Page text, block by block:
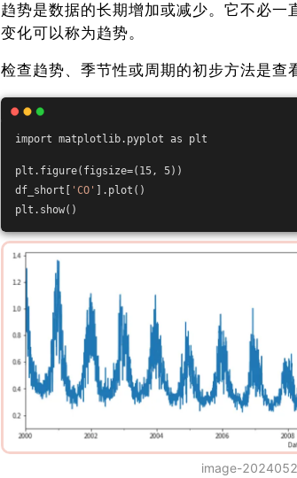
趋势是数据的长期增加或减少。它不必
变化可以称为趋势。
检查趋势、季节性或周期的初步方法是查
import matplotlib.pyplot as plt
plt.figure(figsize=(15, 5))
df_short[
'CO'
].plot()
plt.show()
image-